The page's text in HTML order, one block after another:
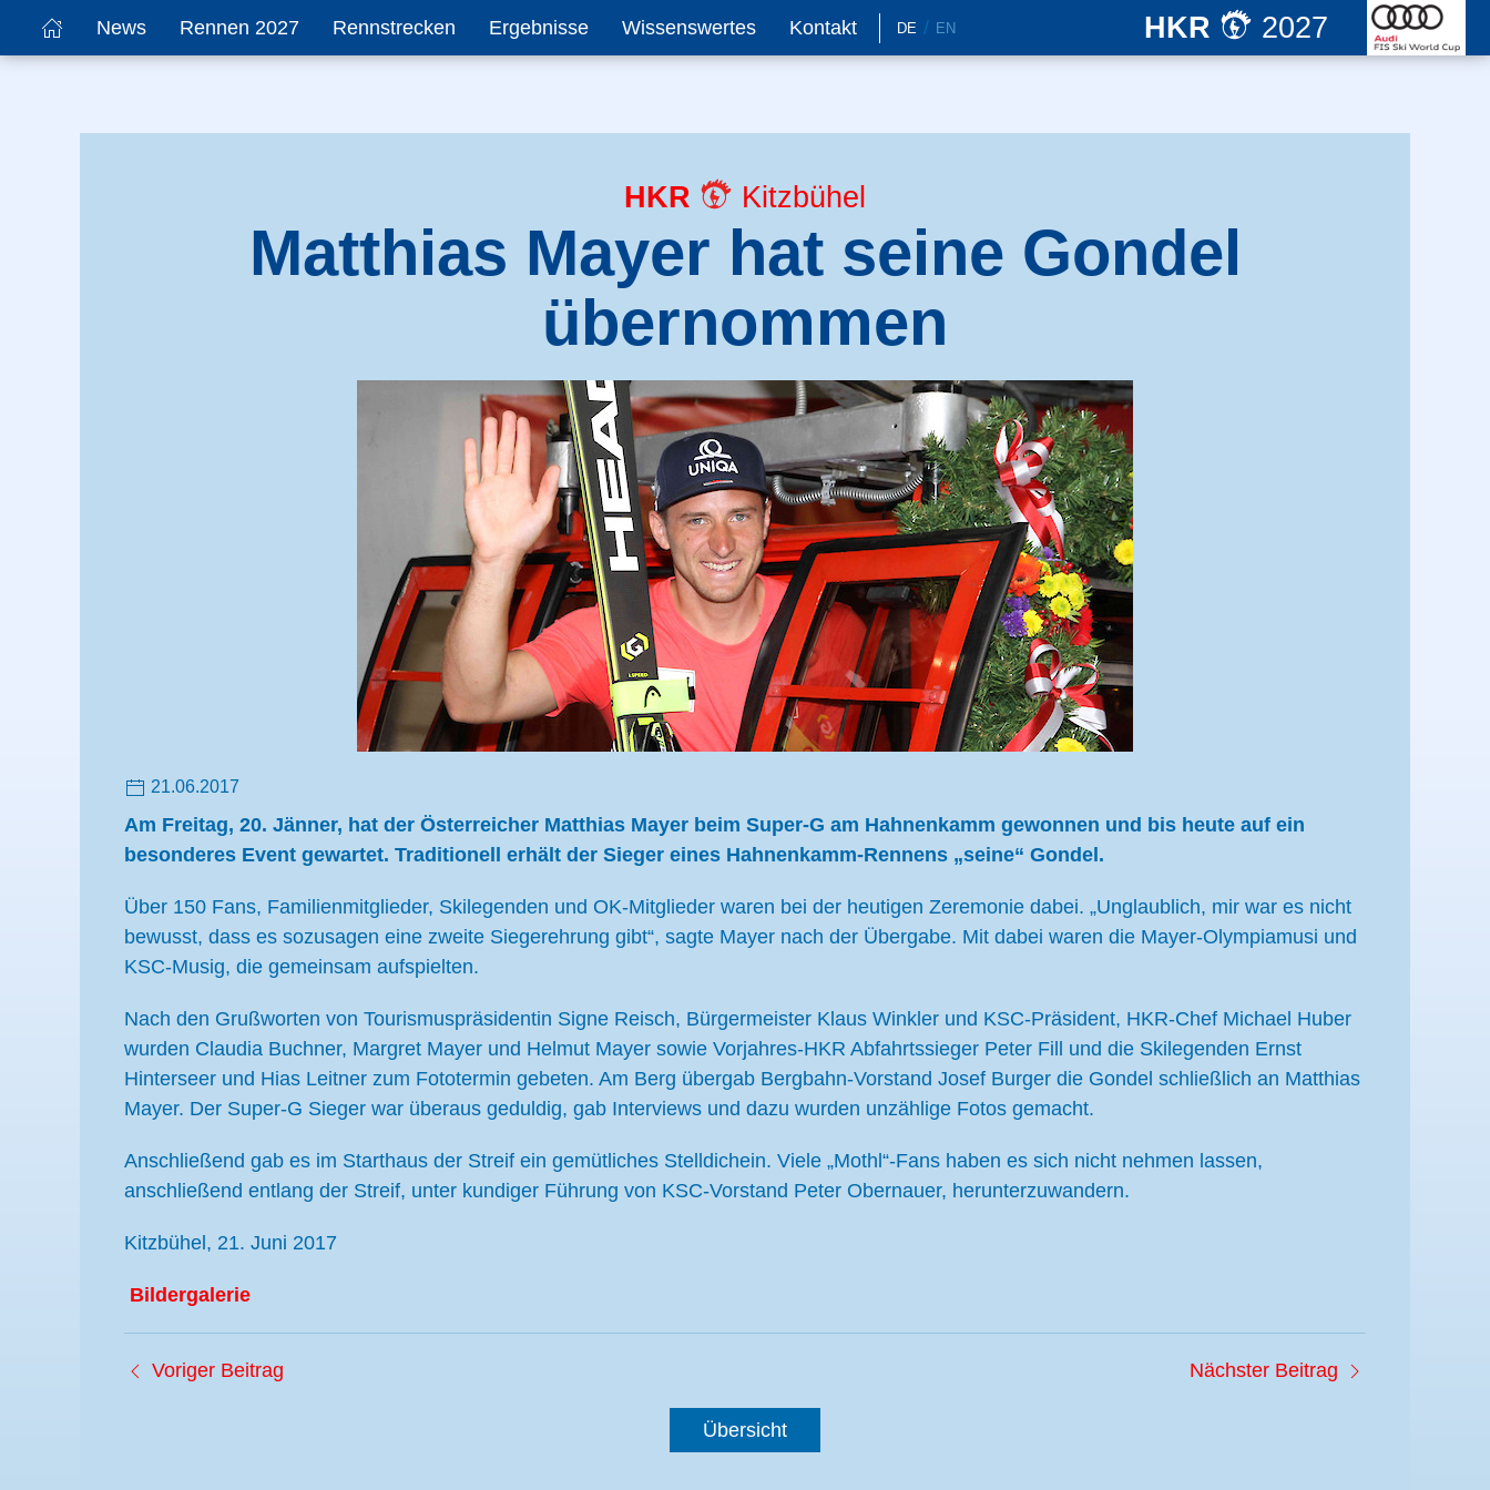
News Rennen 2027 Rennstrecken Ergebnisse Wissenswertes Kontakt DE EN HKR 2027
HKR Kitzbühel
Matthias Mayer hat seine Gondel
übernommen
21.06.2017
Am Freitag, 20. Jänner, hat der Österreicher Matthias Mayer beim Super-G am Hahnenkamm gewonnen und bis heute auf ein
besonderes Event gewartet. Traditionell erhält der Sieger eines Hahnenkamm-Rennens „seine“ Gondel.
Über 150 Fans, Familienmitglieder, Skilegenden und OK-Mitglieder waren bei der heutigen Zeremonie dabei. „Unglaublich, mir war es nicht
bewusst, dass es sozusagen eine zweite Siegerehrung gibt“, sagte Mayer nach der Übergabe. Mit dabei waren die Mayer-Olympiamusi und
KSC-Musig, die gemeinsam aufspielten.
Nach den Grußworten von Tourismuspräsidentin Signe Reisch, Bürgermeister Klaus Winkler und KSC-Präsident, HKR-Chef Michael Huber
wurden Claudia Buchner, Margret Mayer und Helmut Mayer sowie Vorjahres-HKR Abfahrtssieger Peter Fill und die Skilegenden Ernst
Hinterseer und Hias Leitner zum Fototermin gebeten. Am Berg übergab Bergbahn-Vorstand Josef Burger die Gondel schließlich an Matthias
Mayer. Der Super-G Sieger war überaus geduldig, gab Interviews und dazu wurden unzählige Fotos gemacht.
Anschließend gab es im Starthaus der Streif ein gemütliches Stelldichein. Viele „Mothl“-Fans haben es sich nicht nehmen lassen,
anschließend entlang der Streif, unter kundiger Führung von KSC-Vorstand Peter Obernauer, herunterzuwandern.
Kitzbühel, 21. Juni 2017
Bildergalerie
Voriger Beitrag Nächster Beitrag
Übersicht